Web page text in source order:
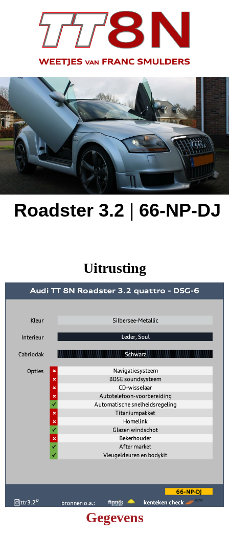
Roadster 3.2 | 66-NP-DJ
Uitrusting
Gegevens